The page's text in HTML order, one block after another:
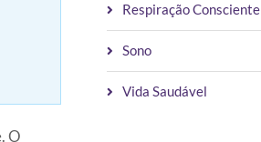
O
Respiração Consciente
Sono
Vida Saudável